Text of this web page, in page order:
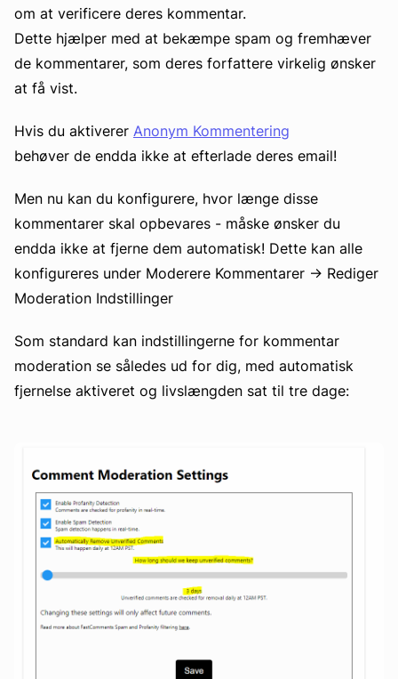
om at verificere deres kommentar.
Dette hjælper med at bekæmpe spam og fremhæver
de kommentarer, som deres forfattere virkelig ønsker
at få vist.
Hvis du aktiverer Anonym Kommentering
behøver de endda ikke at efterlade deres email!
Men nu kan du konfigurere, hvor længe disse
kommentarer skal opbevares - måske ønsker du
endda ikke at fjerne dem automatisk! Dette kan alle
konfigureres under Moderere Kommentarer -> Rediger
Moderation Indstillinger
Som standard kan indstillingerne for kommentar
moderation se således ud for dig, med automatisk
fjernelse aktiveret og livslængden sat til tre dage: